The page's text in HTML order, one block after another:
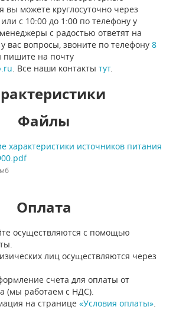
вы можете круглосуточно через
с 10:00 до 1:00 по телефону у
с радостью ответят на
вас вопросы, звоните по телефону 8
пишите на почту
. Все наши контакты тут.
Файлы
характеристики источников питания
Оплата
осуществляются с помощью
лиц осуществляются через
счета для оплаты от
(мы работаем с НДС).
на странице «Условия оплаты».